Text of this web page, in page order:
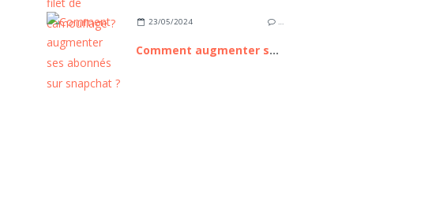
23/05/2024 …
Comment augmenter ses abonnés sur snapchat ?